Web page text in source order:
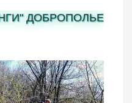
ДОБРОПОЛЬЕ